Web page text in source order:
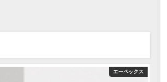
エーペックス